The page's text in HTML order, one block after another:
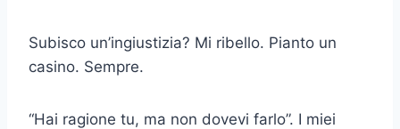
Subisco un’ingiustizia? Mi ribello. Pianto un
casino. Sempre.
“Hai ragione tu, ma non dovevi farlo”. I miei